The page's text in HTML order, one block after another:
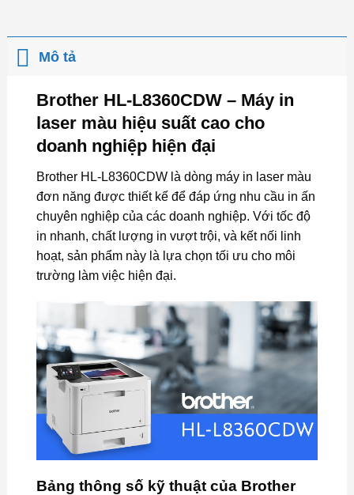
Mô tả
Brother HL-L8360CDW – Máy in
laser màu hiệu suất cao cho
doanh nghiệp hiện đại
Brother HL-L8360CDW là dòng máy in laser màu
đơn năng được thiết kế để đáp ứng nhu cầu in ấn
chuyên nghiệp của các doanh nghiệp. Với tốc độ
in nhanh, chất lượng in vượt trội, và kết nối linh
hoạt, sản phẩm này là lựa chọn tối ưu cho môi
trường làm việc hiện đại.
Bảng thông số kỹ thuật của Brother